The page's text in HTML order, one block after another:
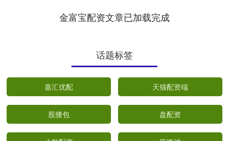
金富宝配资文章已加载完成
话题标签
嘉汇优配 天猫配资端
股腰包 盘配资